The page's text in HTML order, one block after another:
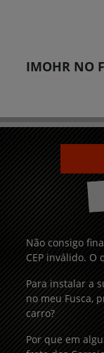
IMOHR NO
Não consigo
CEP inválido. O
Para instalar a
no meu Fusca,
carro?
Por que em